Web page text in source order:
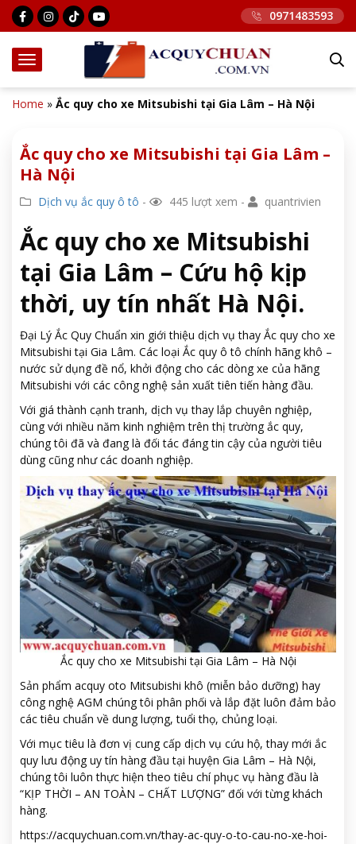
0971483593
Home » Ắc quy cho xe Mitsubishi tại Gia Lâm – Hà Nội
Ắc quy cho xe Mitsubishi tại Gia Lâm –
Hà Nội
Dịch vụ ắc quy ô tô - 445 lượt xem - quantrivien
Ắc quy cho xe Mitsubishi
tại Gia Lâm – Cứu hộ kịp
thời, uy tín nhất Hà Nội.
Đại Lý Ắc Quy Chuẩn xin giới thiệu dịch vụ thay Ắc quy cho xe
Mitsubishi tại Gia Lâm. Các loại Ắc quy ô tô chính hãng khô –
nước sử dụng đề nổ, khởi động cho các dòng xe của hãng
Mitsubishi với các công nghệ sản xuất tiên tiến hàng đầu.
Với giá thành cạnh tranh, dịch vụ thay lắp chuyên nghiệp,
cùng với nhiều năm kinh nghiệm trên thị trường ắc quy,
chúng tôi đã và đang là đối tác đáng tin cậy của người tiêu
dùng cũng như các doanh nghiệp.
Ắc quy cho xe Mitsubishi tại Gia Lâm – Hà Nội
Sản phẩm acquy oto Mitsubishi khô (miễn bảo dưỡng) hay
công nghệ AGM chúng tôi phân phối và lắp đặt luôn đảm bảo
các tiêu chuẩn về dung lượng, tuổi thọ, chủng loại.
Với mục tiêu là đơn vị cung cấp dịch vụ cứu hộ, thay mới ắc
quy lưu động uy tín hàng đầu tại huyện Gia Lâm – Hà Nội,
chúng tôi luôn thực hiện theo tiêu chí phục vụ hàng đầu là
“KỊP THỜI – AN TOÀN – CHẤT LƯỢNG” đối với từng khách
hàng.
https://acquychuan.com.vn/thay-ac-quy-o-to-cau-no-xe-hoi-